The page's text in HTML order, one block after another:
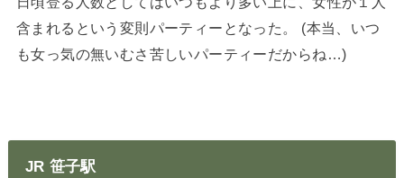
含まれるという変則パーティーとなった。 (本当、いつ
も女っ気の無いむさ苦しいパーティーだからね…)
JR 笹子駅